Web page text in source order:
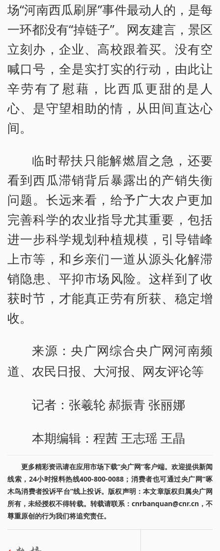
场“河南西瓜刷屏”事件最动人的，是每
一环都没有“掉链子”。网友建言，景区
立刻办，企业、高校跟着买。没有空
喊口号，全是实打实的行动，由此让
辛劳有了慰藉，比西瓜更甜的是人
心、是守望相助的情，从田间直达心
间。
临时帮扶只能解燃眉之急，还要
看到西瓜滞销背后暴露出的产销失衡
问题。长远来看，给予广大农户更加
完善科学的农业指导尤其重要，包括
进一步科学规划种植规模，引导错峰
上市等，和乡亲们一道从源头化解滞
销隐患、平抑市场风险。这样到了收
获时节，才能真正劳有所获、稳定增
收。
来源：央广网综合央广网河南频
道、农民日报、大河报、网友评论等
记者：张羲轮 郝振青 张丽娜
本期编辑：程茜 王志瑶 王晶
更多精彩资讯请在应用市场下载“央广网”客户端。欢迎提供新闻
线索，24小时报料热线400-800-0088；消费者也可通过央广网“啄
木鸟消费者投诉平台”线上投诉。版权声明：本文章版权归属央广网
所有，未经授权不得转载。转载请联系：cnrbanquan@cnr.cn，不
尊重原创的行为我们将追究责任。